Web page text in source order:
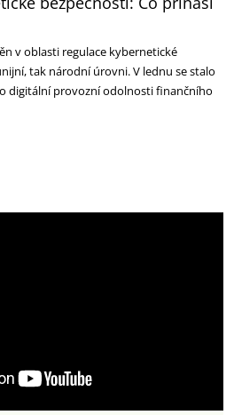
v oblasti regulace kybernetické
tak národní úrovni. V lednu se stalo
digitální provozní odolnosti finančního